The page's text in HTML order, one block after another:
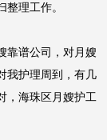
理工作。
靠谱公司，对月嫂
我护理周到，有几
，海珠区月嫂护工